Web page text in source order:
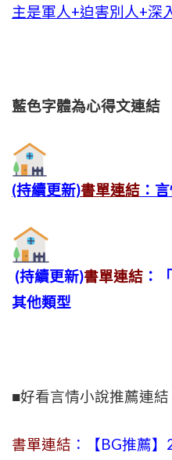
主是軍人+迫害別人+深
藍色字體為心得文連結
(持續更新)書單連結 ：
(持續更新)書單連結 ：
其他類型
■好看言情小說推薦連
書單連結 ：【BG推薦